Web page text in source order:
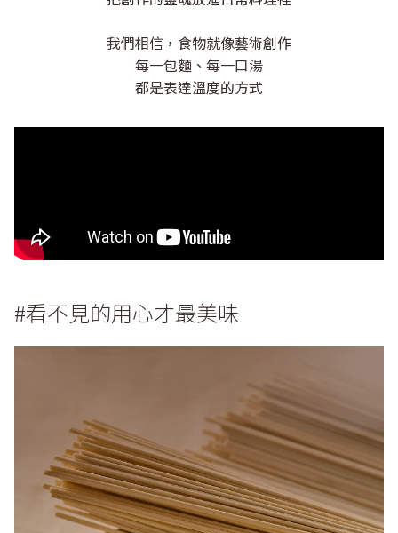
我們相信，食物就像藝術創作
每一包麵、每一口湯
都是表達溫度的方式
#看不見的用心才最美味